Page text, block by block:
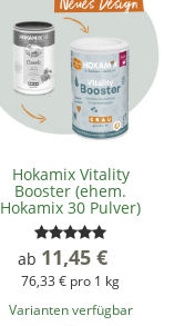
Hokamix Vitality
Booster (ehem.
Hokamix 30 Pulver)
ab 11,45 €
76,33 € pro 1 kg
Varianten verfügbar